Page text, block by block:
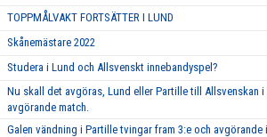
TOPPMÅLVAKT FORTSÄTTER I LUND
Skånemästare 2022
Studera i Lund och Allsvenskt innebandyspel?
Nu skall det avgöras, Lund eller Partille till Allsvenskan i
avgörande match.
Galen vändning i Partille tvingar fram 3:e och avgörande